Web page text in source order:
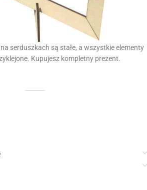
serduszkach są stałe, a wszystkie elementy
Kupujesz kompletny prezent.